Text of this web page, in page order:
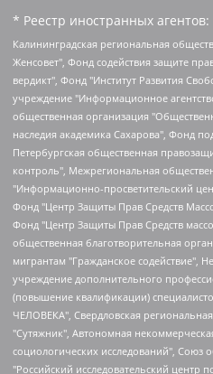
* Реестр иностранных агентов:
Калининградская региональная общественная организация "Экозащита!-Женсовет", Фонд содействия защите прав и свобод граждан "Общественный вердикт", Фонд "Институт Развития Свободы Информации", Частное учреждение "Информационное агентство МЕМО. РУ", Региональная общественная организация "Общественная комиссия по сохранению наследия академика Сахарова", Фонд поддержки свободы прессы, Санкт-Петербургская общественная правозащитная организация "Гражданский контроль", Межрегиональная общественная организация "Информационно-просветительский центр "Мемориал", Региональный Фонд "Центр Защиты Прав Средств Массовой Информации", с 05.12.2023 Фонд "Центр Защиты Прав Средств массовой информации", Региональная общественная благотворительная организация помощи беженцам и мигрантам "Гражданское содействие", Негосударственное образовательное учреждение дополнительного профессионального образования (повышение квалификации) специалистов "АКАДЕМИЯ ПО ПРАВАМ ЧЕЛОВЕКА", Свердловская региональная общественная организация "Сутяжник", Автономная некоммерческая организация "Центр независимых социологических исследований", Союз общественных объединений "Российский исследовательский центр по правам человека", Региональное общественное учреждение научно-информационный центр "МЕМОРИАЛ", Некоммерческая организация "Фонд защиты гласности", Автономная некоммерческая организация "Институт прав человека", Городская общественная организация "Екатеринбургское общество "МЕМОРИАЛ", Городская общественная организация "Рязанское историко-просветительское и правозащитное общество "Мемориал" (Рязанский Мемориал), Челябинский региональный орган общественной самодеятельности – женское общественное объединение "Женщины Евразии", Челябинский региональный орган общественной самодеятельности "Уральская правозащитная группа", Фонд содействия защите здоровья и социальной справедливости имени Андрея Рылькова, Автономная Некоммерческая Организация "Аналитический Центр Юрия Левады", Автономная некоммерческая организация социальной поддержки населения "Проект Апрель", Региональная общественная организация помощи женщинам и детям, находящимся в кризисной ситуации "Информационно-методический центр "Анна", Фонд содействия развитию массовых коммуникаций и правовому просвещению "Так-так-Так", Фонд содействия устойчивому развитию "Серебряная тайга", Свердловский региональный общественный фонд социальных проектов "Новое время", "Idel.Реалии", Кавказ.Реалии, Крым.Реалии, Телеканал Настоящее Время, Татаро-башкирская служба Радио Свобода (Azatliq Radiosi), Радио Свободная Европа/Радио Свобода (PCE/PC), "Сибирь.Реалии", "Фактограф", Благотворительный фонд помощи осужденным и их семьям, Автономная некоммерческая организация "Институт глобализации и социальных движений", Фонд "В защиту прав заключенных", Частное учреждение "Центр поддержки и содействия развитию средств массовой информации", Пензенский региональный общественный благотворительный фонд "Гражданский союз", "Север.Реалии", Некоммерческая организация Фонд "Правовая инициатива", Общество с ограниченной ответственностью "Радио Свободная Европа/Радио Свобода", Чешское информационное агентство "MEDIUM-ORIENT", Красноярская региональная общественная организация "Мы против СПИДа", Камалягин Денис Николаевич, Маркелов Сергей Евгеньевич, Пономарев Лев Александрович, Савицкая Людмила Алексеевна, Автономная некоммерческая организация "Центр по работе с проблемой насилия "НАСИЛИЮ.НЕТ", Межрегиональный профессиональный союз работников здравоохранения "Альянс врачей", Юридическое лицо, зарегистрированное в Латвийской Республике, SIA "Medusa Project" (регистрационный номер 40103797863, дата регистрации 10.06.2014), Некоммерческая организация "Фонд по борьбе с коррупцией", Автономная некоммерческая организация "Институт права и публичной политики", Баданин Роман Сергеевич, Гликин Максим Александрович, Железнова Мария Михайловна, Лукьянова Юлия Сергеевна, Маетная Елизавета Витальевна, Маняхин Петр Борисович, Чуракова Ольга Владимировна, Ярош Юлия Петровна, Юридическое лицо "The Insider SIA", зарегистрированное в Риге, Латвийская Республика (дата регистрации 26.06.2015), являющееся администратором доменного имени интернет-издания "The Insider SIA", https://theins.ru, Постернак Алексей Евгеньевич, Рубин Михаил Аркадьевич, Анин Роман Александрович, Юридическое лицо Istories fonds, зарегистрированное в Латвийской Республике (регистрационный номер 50008295751, дата регистрации 24.02.2020), Великовский Дмитрий Александрович, Долинина Ирина Николаевна, Мароховская Алеся Алексеевна, Шлейнов Роман Юрьевич, Шмагун Олеся Валентиновна, Общество с ограниченной ответственностью "Альтаир 2021", Общество с ограниченной ответственностью "Вега 2021", Общество с ограниченной ответственностью "Главный редактор 2021", Общество с ограниченной ответственностью "Ромашки монолит", Важенков Артем Валерьевич, Ивановская областная общественная организация "Центр гендерных исследований", Гурман Юрий Альбертович, Медиапроект "ОВД-Инфо", Егоров Владимир Владимирович, Жилинский Владимир Александрович, Общество с ограниченной ответственностью "ЗП", Иванова София Юрьевна, Карезина Инна Павловна, Кильтау Екатерина Викторовна, Петров Алексей Викторович, Пискунов Сергей Евгеньевич, Смирнов Сергей Сергеевич, Тихонов Михаил Сергеевич, Общество с ограниченной ответственностью "ЖУРНАЛИСТ-ИНОСТРАННЫЙ АГЕНТ", Арапова Галина Юрьевна,